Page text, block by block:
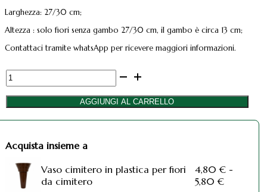
Larghezza: 27/30 cm;
Altezza : solo fiori senza gambo 27/30 cm, il gambo è circa 13 cm;
Contattaci tramite whatsApp per ricevere maggiori informazioni.
Fiori
artificiali
per
cimitero
mazzo
boccioli
rose
rosse
AGGIUNGI AL CARRELLO
Acquista insieme a
Vaso cimitero in plastica per fiori
da cimitero
4,80€ -
5,80€Fascia